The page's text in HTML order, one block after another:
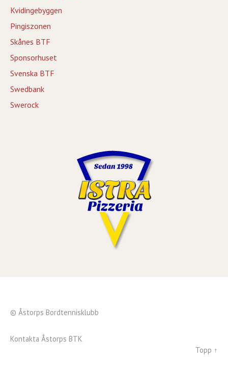
Kvidingebyggen
Pingiszonen
Skånes BTF
Sponsorhuset
Svenska BTF
Swedbank
Swerock
© Åstorps Bordtennisklubb
Kontakta Åstorps BTK
Topp ↑